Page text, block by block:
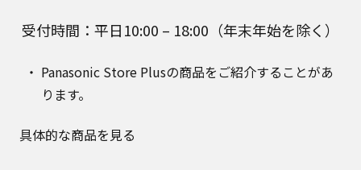
受付時間：平日10:00 – 18:00（年末年始を除く）
Panasonic Store Plusの商品をご紹介することがあ
ります。
具体的な商品を見る